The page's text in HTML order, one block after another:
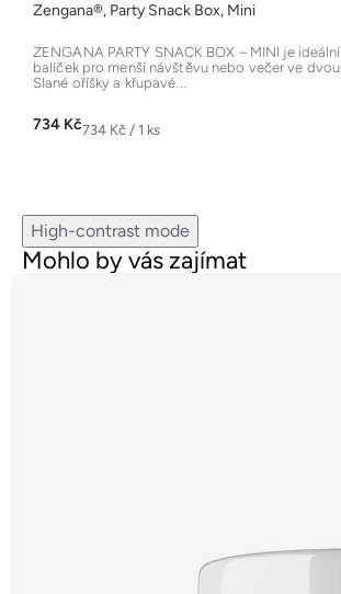
Zengana®, Party Snack Box, Mini
hodnocení
produktu
je
z
734 KčMěrná
734 Kč / 1 ks
ZENGANA PARTY SNACK BOX – MINI je ideální
balíček pro menší návštěvu nebo večer ve dvou.
Slané oříšky a křupavé...
High-contrast mode
Mohlo by vás zajímat